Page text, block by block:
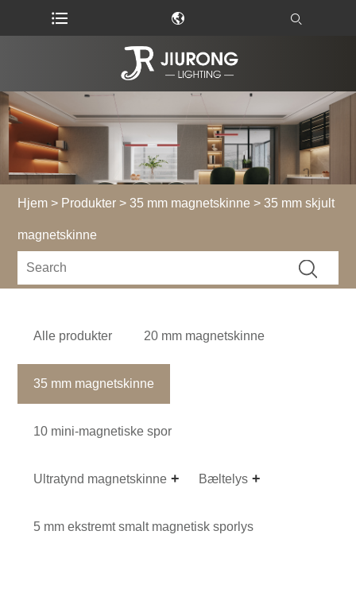
Hjem > Produkter >35 mm magnetskinne > 35 mm skjult
magnetskinne
Alle produkter 20 mm magnetskinne
35 mm magnetskinne
10 mini-magnetiske spor
Ultratynd magnetskinne Bæltelys
5 mm ekstremt smalt magnetisk sporlys